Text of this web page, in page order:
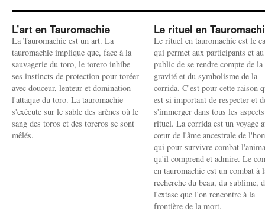
L’art en Tauromachie
La Tauromachie est un art. La
tauromachie implique que, face à la
sauvagerie du toro, le torero inhibe
ses instincts de protection pour toréer
avec douceur, lenteur et domination
l'attaque du toro. La tauromachie
s'exécute sur le sable des arènes où le
sang des toros et des toreros se sont
mêlés.
Le rituel en
Le rituel en tauromachie est le
qui permet aux participants et au
public de se rendre compte de la
gravité et du symbolisme de la
corrida. C'est pour cette raison
est si important de respecter et
s'immerger dans tous les
rituel. La corrida est un voyage
cœur de l'âme ancestrale de
qui pour survivre combat
qu'il comprend et admire. Le
en tauromachie est un combat à
recherche du beau, du sublime,
l'extase que l'on rencontre à la
frontière de la mort.